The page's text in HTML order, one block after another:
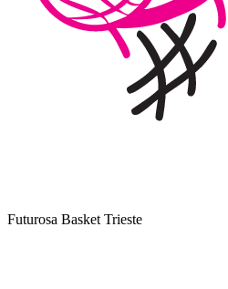
Futurosa Basket Trieste